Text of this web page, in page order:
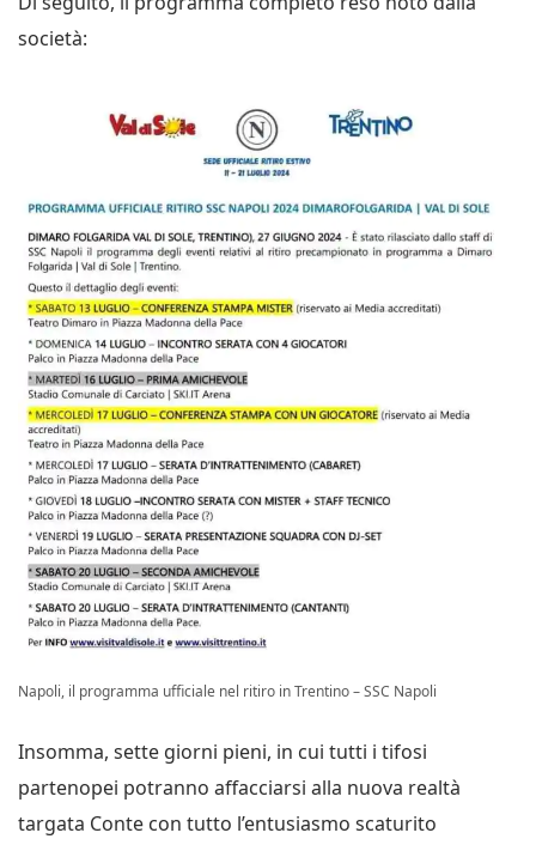
società:
Napoli, il programma ufficiale nel ritiro in Trentino – SSC Napoli
Insomma, sette giorni pieni, in cui tutti i tifosi
partenopei potranno affacciarsi alla nuova realtà
targata Conte con tutto l’entusiasmo scaturito